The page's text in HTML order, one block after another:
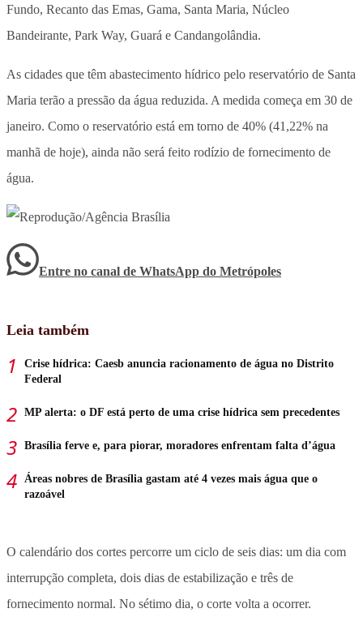
Fundo, Recanto das Emas, Gama, Santa Maria, Núcleo
Bandeirante, Park Way, Guará e Candangolândia.
As cidades que têm abastecimento hídrico pelo reservatório de Santa
Maria terão a pressão da água reduzida. A medida começa em 30 de
janeiro. Como o reservatório está em torno de 40% (41,22% na
manhã de hoje), ainda não será feito rodízio de fornecimento de
água.
Entre no canal de WhatsApp do Metrópoles
Leia também
Crise hídrica: Caesb anuncia racionamento de água no Distrito
Federal
MP alerta: o DF está perto de uma crise hídrica sem precedentes
Brasília ferve e, para piorar, moradores enfrentam falta d’água
Áreas nobres de Brasília gastam até 4 vezes mais água que o
razoável
O calendário dos cortes percorre um ciclo de seis dias: um dia com
interrupção completa, dois dias de estabilização e três de
fornecimento normal. No sétimo dia, o corte volta a ocorrer.